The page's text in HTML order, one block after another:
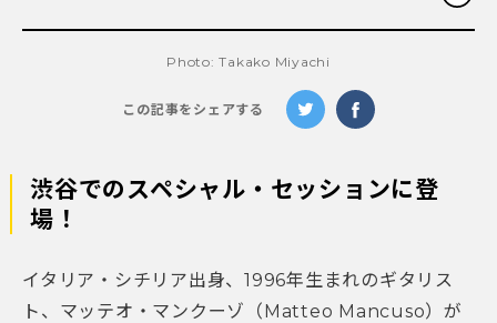
Photo: Takako Miyachi
この記事をシェアする
渋谷でのスペシャル・セッションに登
場！
イタリア・シチリア出身、1996年生まれのギタリス
ト、マッテオ・マンクーゾ（Matteo Mancuso）が